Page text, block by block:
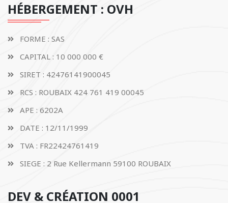
HÉBERGEMENT : OVH
FORME : SAS
CAPITAL : 10 000 000 €
SIRET : 42476141900045
RCS : ROUBAIX 424 761 419 00045
APE : 6202A
DATE : 12/11/1999
TVA : FR22424761419
SIEGE : 2 Rue Kellermann 59100 ROUBAIX
DEV & CRÉATION 0001